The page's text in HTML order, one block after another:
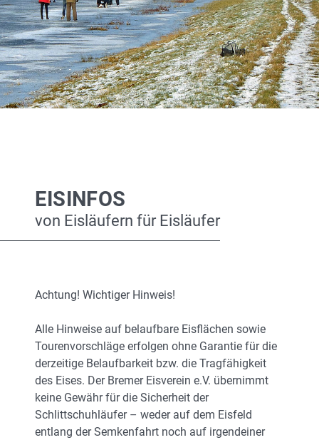
EISINFOS
von Eisläufern für Eisläufer
Achtung! Wichtiger Hinweis!
Alle Hinweise auf belaufbare Eisflächen sowie
Tourenvorschläge erfolgen ohne Garantie für die
derzeitige Belaufbarkeit bzw. die Tragfähigkeit
des Eises. Der Bremer Eisverein e.V. übernimmt
keine Gewähr für die Sicherheit der
Schlittschuhläufer – weder auf dem Eisfeld
entlang der Semkenfahrt noch auf irgendeiner